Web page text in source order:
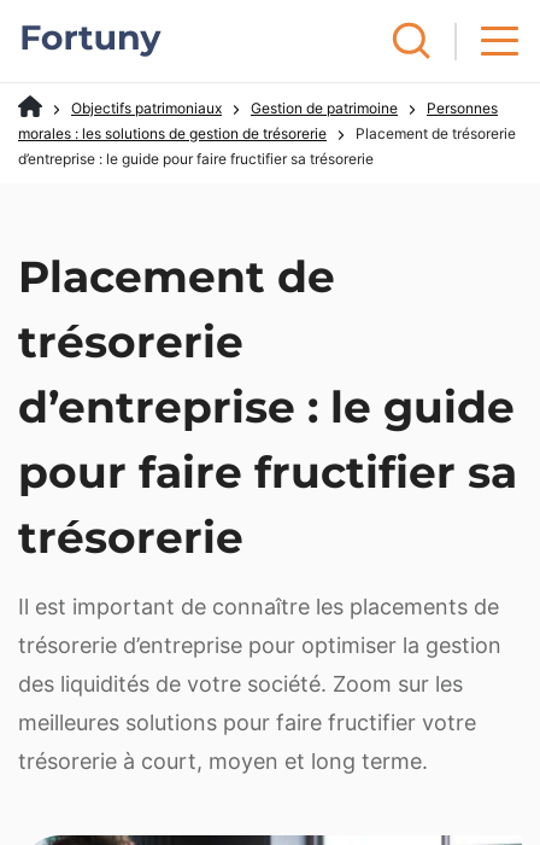
Objectifs patrimoniaux Gestion de patrimoine
Personnes
morales : les solutions de gestion de trésorerie
Placement de trésorerie
d’entreprise : le guide pour faire fructifier sa trésorerie
Placement de
trésorerie
d’entreprise : le guide
pour faire fructifier sa
trésorerie
Il est important de connaître les placements de
trésorerie d’entreprise pour optimiser la gestion
des liquidités de votre société. Zoom sur les
meilleures solutions pour faire fructifier votre
trésorerie à court, moyen et long terme.